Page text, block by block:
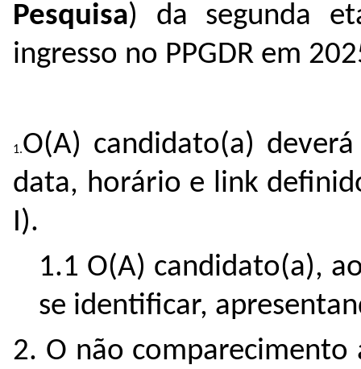
Pesquisa) da segunda
ingresso no PPGDR em
O(A) candidato(a)
data, horário e link
I).
1.1 O(A) candidato(a),
se identificar,
2. O não comparecimento